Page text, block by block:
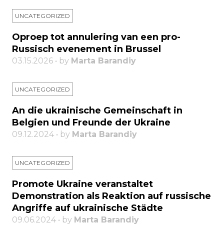
UNCATEGORIZED
Oproep tot annulering van een pro-
Russisch evenement in Brussel
03.15.2026 • by Marta Barandiy
UNCATEGORIZED
An die ukrainische Gemeinschaft in
Belgien und Freunde der Ukraine
09.12.2024 • by Marta Barandiy
UNCATEGORIZED
Promote Ukraine veranstaltet
Demonstration als Reaktion auf russische
Angriffe auf ukrainische Städte
09.06.2024 • by Marta Barandiy